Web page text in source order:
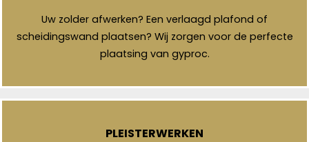
Uw zolder afwerken? Een verlaagd plafond of
scheidingswand plaatsen? Wij zorgen voor de perfecte
plaatsing van gyproc.
PLEISTERWERKEN